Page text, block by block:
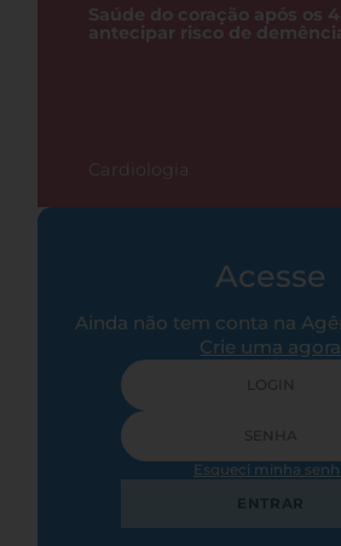
Saúde do coração após os
antecipar risco de
Cardiologia
Acesse
Ainda não tem conta na
Crie uma agora
Esqueci minha
ENTRAR